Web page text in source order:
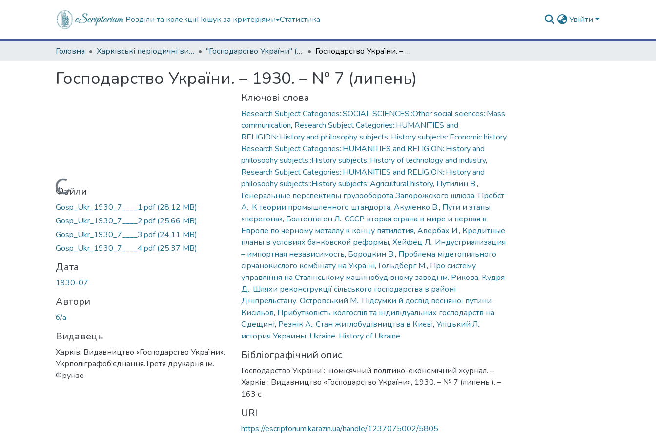
Розділи та колекціїПошук за критеріями Статистика Увійти
Головна Харківські періодичні видання "Господарство України" (1929 р.) Господарство України. – 1930. – № 7 (липень)
Господарство України. – 1930. – № 7 (липень)
Вантажиться...
Файли
Gosp_Ukr_1930_7____1.pdf(28,12 MB)
Gosp_Ukr_1930_7____2.pdf(25,66 MB)
Gosp_Ukr_1930_7____3.pdf(24,11 MB)
Gosp_Ukr_1930_7____4.pdf(25,37 MB)
Дата
1930-07
Автори
б/а
Видавець
Харків: Видавництво «Господарство України».
Укрполіграфоб'єднання.Третя друкарня ім.
Фрунзе
Ключові слова
Research Subject Categories::SOCIAL SCIENCES::Other social sciences::Mass
communication, Research Subject Categories::HUMANITIES and
RELIGION::History and philosophy subjects::History subjects::Economic history,
Research Subject Categories::HUMANITIES and RELIGION::History and
philosophy subjects::History subjects::History of technology and industry,
Research Subject Categories::HUMANITIES and RELIGION::History and
philosophy subjects::History subjects::Agricultural history, Путилин В.,
Генеральные перспективы грузооборота Запорожского шлюза, Пробст
А., К теории промышленного штандорта, Акуленко В., Пути и этапы
«перегона», Болтенгаген Л., СССР вторая страна в мире и первая в
Европе по черному металлу к концу пятилетия, Авербах И., Кредитные
планы в условиях банковской реформы, Хейфец Л., Индустриализация
– импортная независимость, Бородкин В., Проблема мідетопильного
сірчанокислого комбінату на Україні, Гольдберг М., Про систему
управління на Сталінському машинобудівному заводі ім. Рикова, Кудря
Д., Шляхи реконструкції сільського господарства в районі
Дніпрельстану, Островський М., Підсумки й досвід весняної путини,
Кисільов, Прибутковість колгоспів та індивідуальних господарств на
Одещині, Резнік А., Стан житлобудівництва в Києві, Уліцький Л.,
история Украины, Ukraine, History of Ukraine
Бібліографічний опис
Господарство України : щомісячний політико-економічний журнал. –
Харків : Видавництво «Господарство України», 1930. – № 7 (липень ). –
163 с.
URI
https://escriptorium.karazin.ua/handle/1237075002/5805